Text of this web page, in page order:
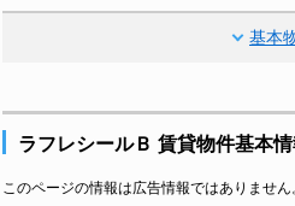
基本
ラフレシールＢ 賃貸物件基本情
このページの情報は広告情報ではありませ